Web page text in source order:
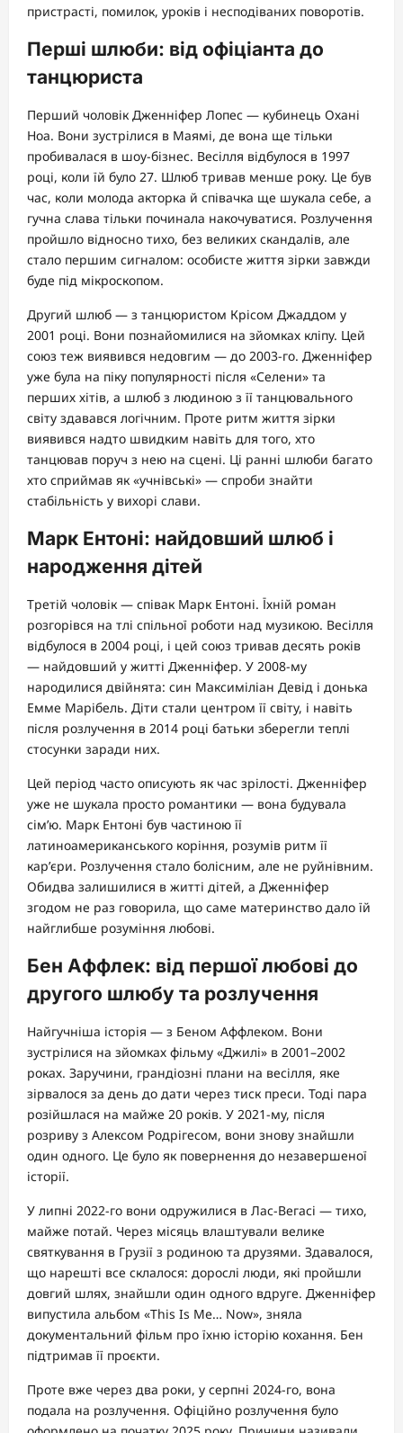
пристрасті, помилок, уроків і несподіваних поворотів.
Перші шлюби: від офіціанта до
танцюриста
Перший чоловік Дженніфер Лопес — кубинець Охані
Ноа. Вони зустрілися в Маямі, де вона ще тільки
пробивалася в шоу-бізнес. Весілля відбулося в 1997
році, коли їй було 27. Шлюб тривав менше року. Це був
час, коли молода акторка й співачка ще шукала себе, а
гучна слава тільки починала накочуватися. Розлучення
пройшло відносно тихо, без великих скандалів, але
стало першим сигналом: особисте життя зірки завжди
буде під мікроскопом.
Другий шлюб — з танцюристом Крісом Джаддом у
2001 році. Вони познайомилися на зйомках кліпу. Цей
союз теж виявився недовгим — до 2003-го. Дженніфер
уже була на піку популярності після «Селени» та
перших хітів, а шлюб з людиною з її танцювального
світу здавався логічним. Проте ритм життя зірки
виявився надто швидким навіть для того, хто
танцював поруч з нею на сцені. Ці ранні шлюби багато
хто сприймав як «учнівські» — спроби знайти
стабільність у вихорі слави.
Марк Ентоні: найдовший шлюб і
народження дітей
Третій чоловік — співак Марк Ентоні. Їхній роман
розгорівся на тлі спільної роботи над музикою. Весілля
відбулося в 2004 році, і цей союз тривав десять років
— найдовший у житті Дженніфер. У 2008-му
народилися двійнята: син Максиміліан Девід і донька
Емме Марібель. Діти стали центром її світу, і навіть
після розлучення в 2014 році батьки зберегли теплі
стосунки заради них.
Цей період часто описують як час зрілості. Дженніфер
уже не шукала просто романтики — вона будувала
сім’ю. Марк Ентоні був частиною її
латиноамериканського коріння, розумів ритм її
кар’єри. Розлучення стало болісним, але не руйнівним.
Обидва залишилися в житті дітей, а Дженніфер
згодом не раз говорила, що саме материнство дало їй
найглибше розуміння любові.
Бен Аффлек: від першої любові до
другого шлюбу та розлучення
Найгучніша історія — з Беном Аффлеком. Вони
зустрілися на зйомках фільму «Джилі» в 2001–2002
роках. Заручини, грандіозні плани на весілля, яке
зірвалося за день до дати через тиск преси. Тоді пара
розійшлася на майже 20 років. У 2021-му, після
розриву з Алексом Родрігесом, вони знову знайшли
один одного. Це було як повернення до незавершеної
історії.
У липні 2022-го вони одружилися в Лас-Вегасі — тихо,
майже потай. Через місяць влаштували велике
святкування в Грузії з родиною та друзями. Здавалося,
що нарешті все склалося: дорослі люди, які пройшли
довгий шлях, знайшли один одного вдруге. Дженніфер
випустила альбом «This Is Me… Now», зняла
документальний фільм про їхню історію кохання. Бен
підтримав її проєкти.
Проте вже через два роки, у серпні 2024-го, вона
подала на розлучення. Офіційно розлучення було